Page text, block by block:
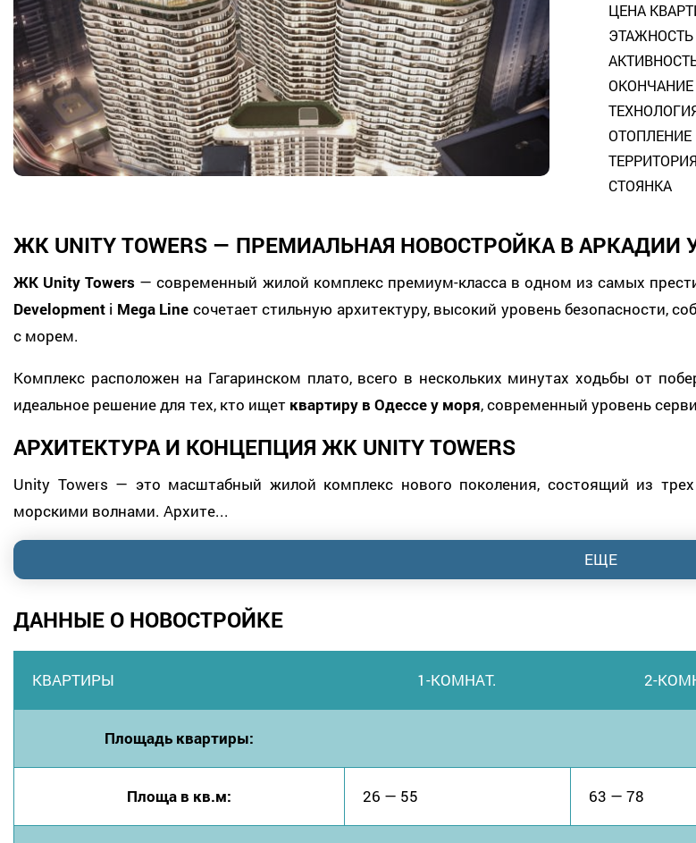
ЦЕНА
ЭТАЖНОСТЬ
ОКОНЧАНИЕ
ОТОПЛЕНИЕ
ТЕРРИТОРИЯ
СТОЯНКА
ЖК UNITY TOWERS — ПРЕМИАЛЬНАЯ НОВОСТРОЙКА В АРКАДИИ
ЖК Unity Towers — современный жилой комплекс премиум-класса в одном из самых
Development і Mega Line сочетает стильную архитектуру, высокий уровень
с морем.
Комплекс расположен на Гагаринском плато, всего в нескольких минутах ходьбы от
идеальное решение для тех, кто ищет квартиру в Одессе у моря, современный уровень
АРХИТЕКТУРА И КОНЦЕПЦИЯ ЖК UNITY TOWERS
Unity Towers — это масштабный жилой комплекс нового поколения, состоящий из
морскими волнами. Архите...
ЕЩЕ
ДАННЫЕ О НОВОСТРОЙКЕ
КВАРТИРЫ 1-КОМНАТ. 2-
Площадь квартиры:
Площа в кв.м: 26 — 55 63 — 78